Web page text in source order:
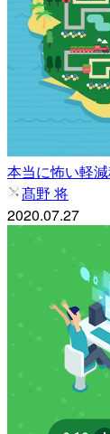
本当に怖い軽
髙野 将
2020.07.27